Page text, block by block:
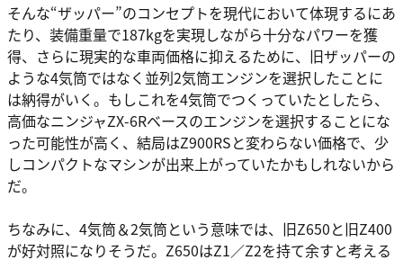
そんな“ザッパー”のコンセプトを現代において体現するにあ
たり、装備重量で187kgを実現しながら十分なパワーを獲
得、さらに現実的な車両価格に抑えるために、旧ザッパーの
ような4気筒ではなく並列2気筒エンジンを選択したことに
は納得がいく。もしこれを4気筒でつくっていたとしたら、
高価なニンジャZX-6Rベースのエンジンを選択することにな
った可能性が高く、結局はZ900RSと変わらない価格で、少
しコンパクトなマシンが出来上がっていたかもしれないから
だ。
ちなみに、4気筒＆2気筒という意味では、旧Z650と旧Z400
が好対照になりそうだ。Z650はZ1／Z2を持て余すと考える